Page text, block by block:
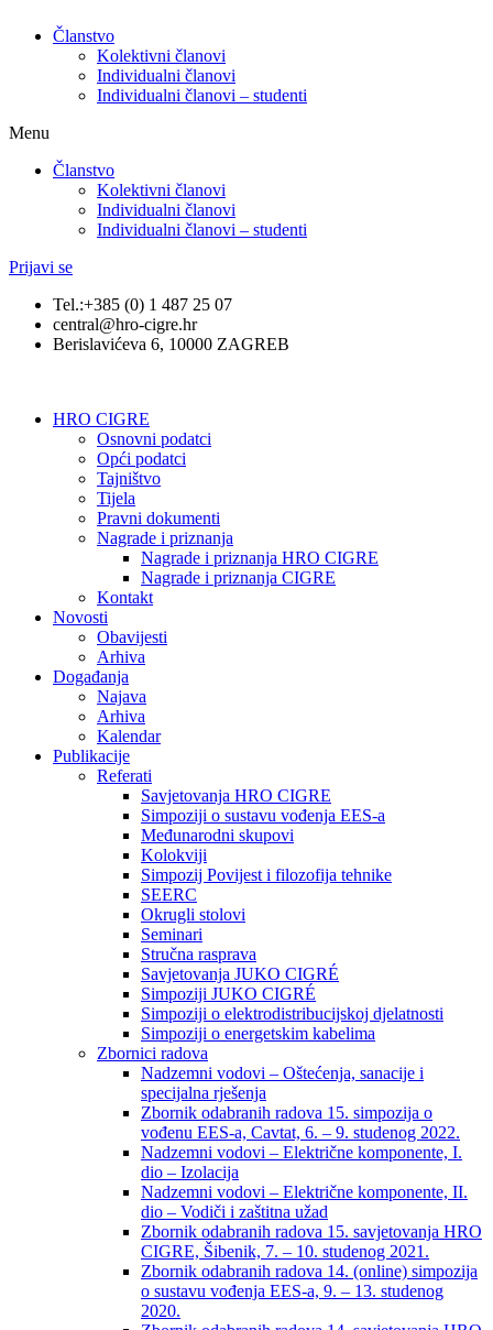
Članstvo
Kolektivni članovi
Individualni članovi
Individualni članovi – studenti
Menu
Članstvo
Kolektivni članovi
Individualni članovi
Individualni članovi – studenti
Prijavi se
Tel.:+385 (0) 1 487 25 07
central@hro-cigre.hr
Berislavićeva 6, 10000 ZAGREB
HRO CIGRE
Osnovni podatci​
Opći podatci
Tajništvo
Tijela
Pravni dokumenti
Nagrade i priznanja
Nagrade i priznanja HRO CIGRE
Nagrade i priznanja CIGRE
Kontakt
Novosti
Obavijesti
Arhiva
Događanja
Najava
Arhiva
Kalendar
Publikacije
Referati
Savjetovanja HRO CIGRE
Simpoziji o sustavu vođenja EES-a
Međunarodni skupovi
Kolokviji​
Simpozij Povijest i filozofija tehnike
SEERC
Okrugli stolovi
Seminari​
Stručna rasprava​
Savjetovanja JUKO CIGRÉ
Simpoziji JUKO CIGRÉ
Simpoziji o elektrodistribucijskoj djelatnosti
Simpoziji o energetskim kabelima
Zbornici radova
Nadzemni vodovi – Oštećenja, sanacije i
specijalna rješenja
Zbornik odabranih radova 15. simpozija o
vođenu EES-a, Cavtat, 6. – 9. studenog 2022.
Nadzemni vodovi – Električne komponente, I.
dio – Izolacija
Nadzemni vodovi – Električne komponente, II.
dio – Vodiči i zaštitna užad
Zbornik odabranih radova 15. savjetovanja HRO
CIGRE, Šibenik, 7. – 10. studenog 2021.
Zbornik odabranih radova 14. (online) simpozija
o sustavu vođenja EES-a, 9. – 13. studenog
2020.